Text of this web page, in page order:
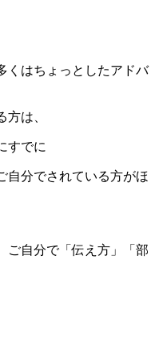
くはちょっとしたアドバ
は、
すでに
自分でされている方がほ
ご自分で「伝え方」「部